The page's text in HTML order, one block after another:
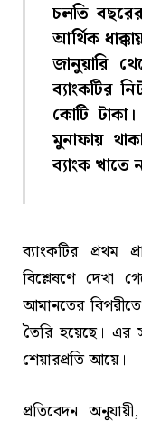
চলতি
আর্থিক
জানুয়ারি
ব্যাংকটির
কোটি
মুনাফায়
ব্যাংক খাতে
ব্যাংকটির প্রথম
বিশ্লেষণে
আমানতের
তৈরি হয়েছে। এর
শেয়ারপ্রতি আয়ে।
প্রতিবেদন